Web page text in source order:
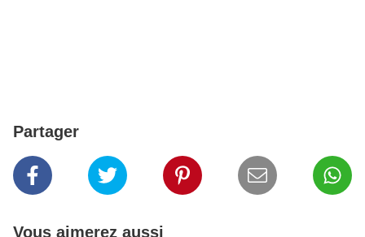
Partager
Vous aimerez aussi